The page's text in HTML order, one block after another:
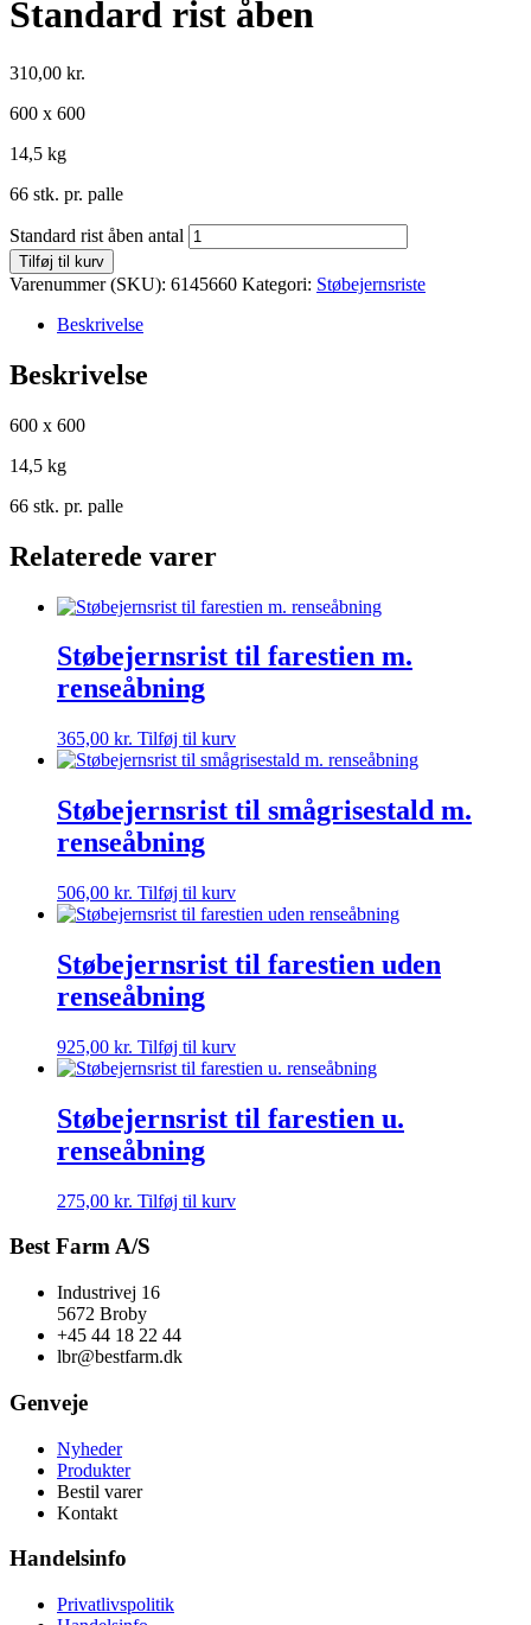
Standard rist åben
310,00 kr.
600 x 600
14,5 kg
66 stk. pr. palle
Standard rist åben antal
Tilføj til kurv
Varenummer (SKU): 6145660 Kategori: Støbejernsriste
Beskrivelse
Beskrivelse
600 x 600
14,5 kg
66 stk. pr. palle
Relaterede varer
Støbejernsrist til farestien m.
renseåbning
365,00 kr. Tilføj til kurv
Støbejernsrist til smågrisestald m.
renseåbning
506,00 kr. Tilføj til kurv
Støbejernsrist til farestien uden
renseåbning
925,00 kr. Tilføj til kurv
Støbejernsrist til farestien u.
renseåbning
275,00 kr. Tilføj til kurv
Best Farm A/S
Industrivej 16
5672 Broby
+45 44 18 22 44
lbr@bestfarm.dk
Genveje
Nyheder
Produkter
Bestil varer
Kontakt
Handelsinfo
Privatlivspolitik